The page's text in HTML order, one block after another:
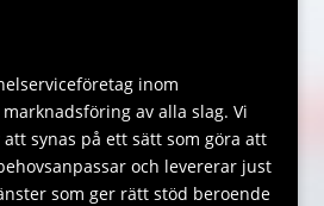
inom
av alla slag. Vi
synas på ett sätt som göra att
och levererar just
som ger rätt stöd beroende